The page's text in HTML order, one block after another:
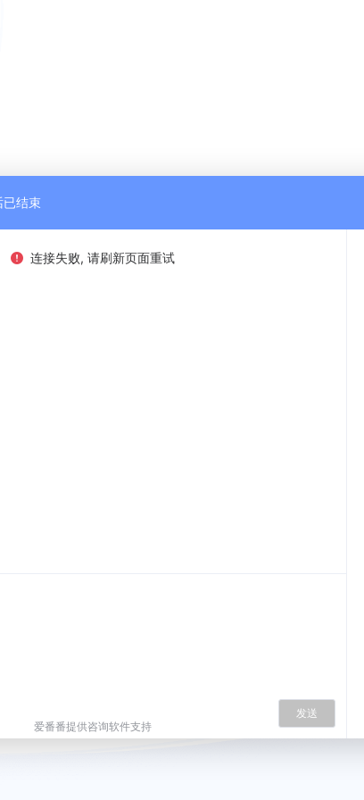
结束
连接失败, 请刷新页面重试
发送